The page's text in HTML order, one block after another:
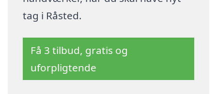
tag i Råsted.
Få 3 tilbud, gratis og
uforpligtende